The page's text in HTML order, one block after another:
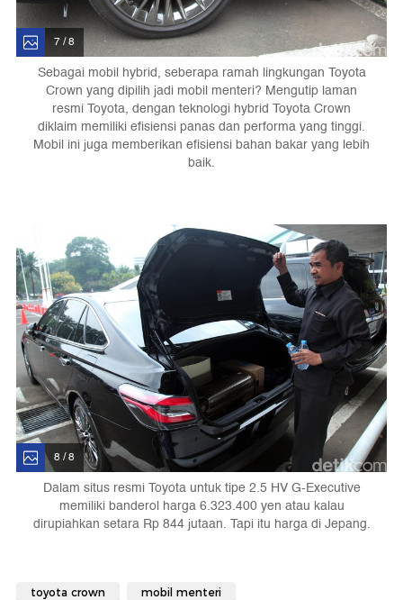
7 / 8
Sebagai mobil hybrid, seberapa ramah lingkungan Toyota
Crown yang dipilih jadi mobil menteri? Mengutip laman
resmi Toyota, dengan teknologi hybrid Toyota Crown
diklaim memiliki efisiensi panas dan performa yang tinggi.
Mobil ini juga memberikan efisiensi bahan bakar yang lebih
baik.
8 / 8
Dalam situs resmi Toyota untuk tipe 2.5 HV G-Executive
memiliki banderol harga 6.323.400 yen atau kalau
dirupiahkan setara Rp 844 jutaan. Tapi itu harga di Jepang.
toyota crown mobil menteri